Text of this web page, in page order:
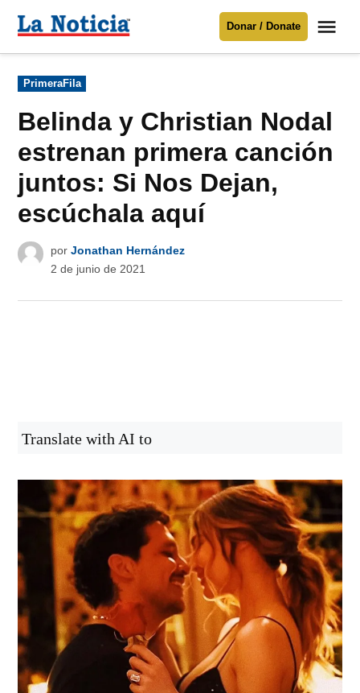
Para mantenerte informado necesitamos
Donar
contenido
Noticia
Donar / Donate
Publicado
en
PrimeraFila
Belinda y Christian Nodal
estrenan primera canción
juntos: Si Nos Dejan,
escúchala aquí
por Jonathan Hernández
2 de junio de 2021
Translate with AI to